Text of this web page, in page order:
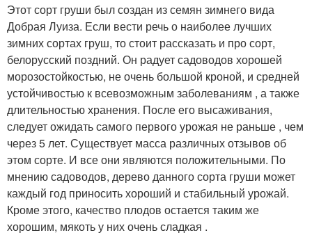
Этот сорт груши был создан из семян зимнего вида
Добрая Луиза. Если вести речь о наиболее лучших
зимних сортах груш, то стоит рассказать и про сорт,
белорусский поздний. Он радует садоводов хорошей
морозостойкостью, не очень большой кроной, и средней
устойчивостью к всевозможным заболеваниям , а также
длительностью хранения. После его высаживания,
следует ожидать самого первого урожая не раньше , чем
через 5 лет. Существует масса различных отзывов об
этом сорте. И все они являются положительными. По
мнению садоводов, дерево данного сорта груши может
каждый год приносить хороший и стабильный урожай.
Кроме этого, качество плодов остается таким же
хорошим, мякоть у них очень сладкая .